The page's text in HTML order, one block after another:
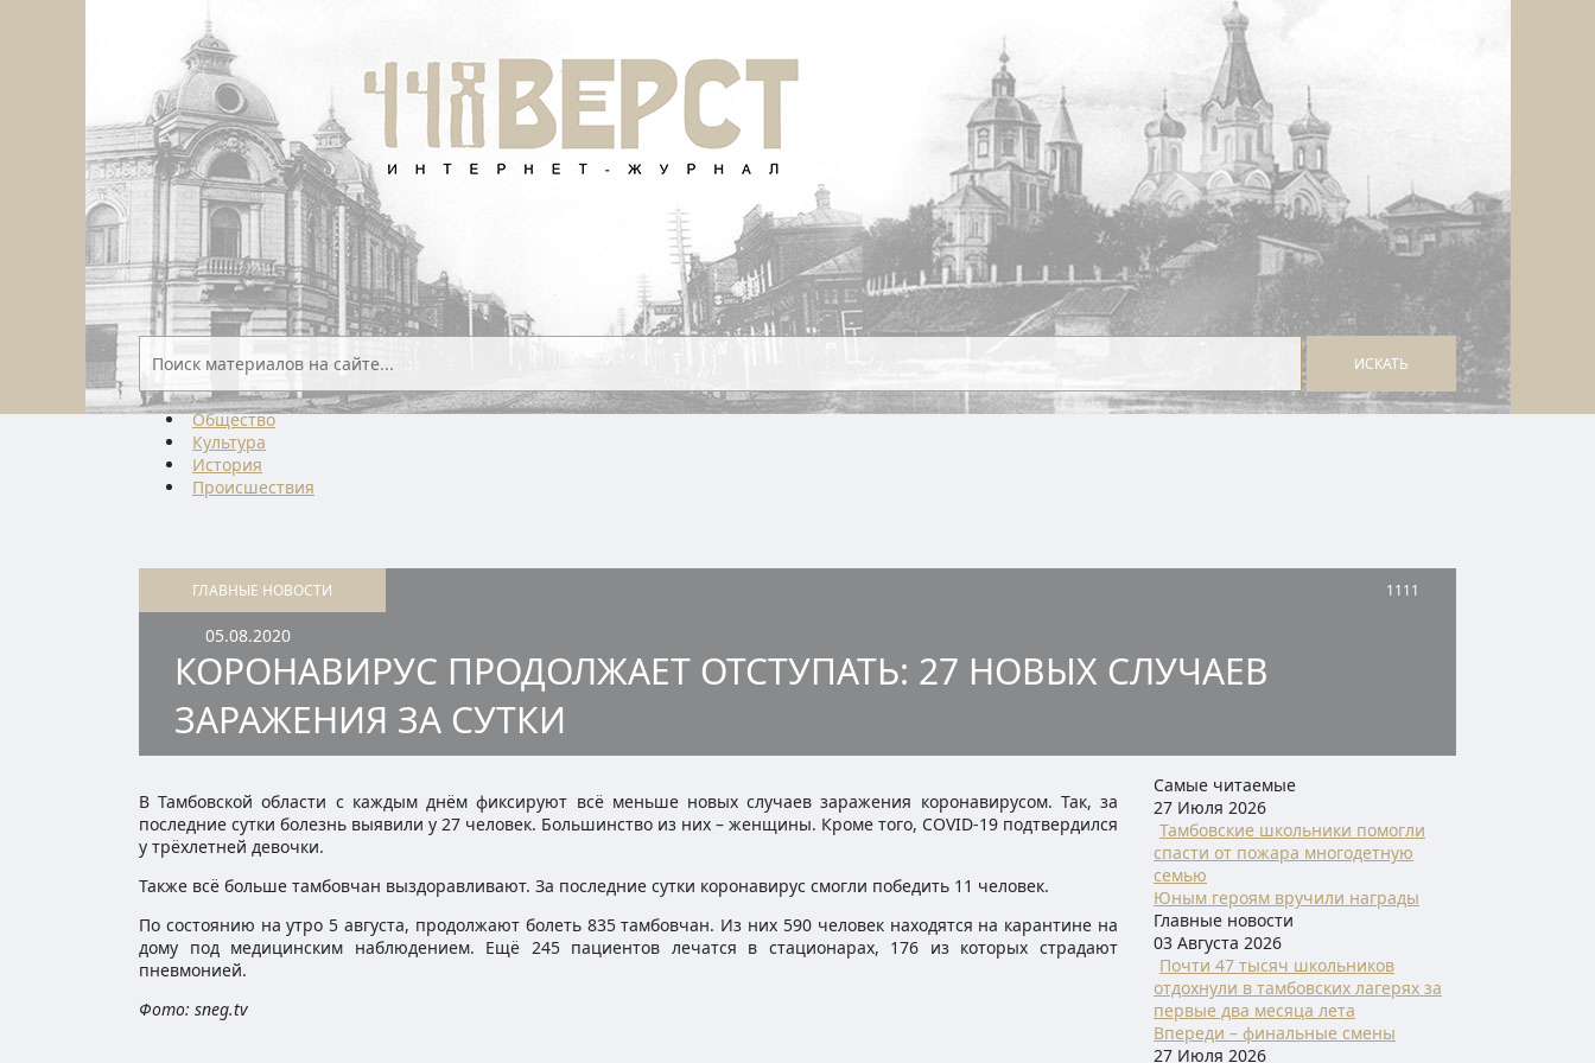
ИСКАТЬ
Общество
Культура
История
Проиcшествия
ГЛАВНЫЕ НОВОСТИ 1111
05.08.2020
КОРОНАВИРУС ПРОДОЛЖАЕТ ОТСТУПАТЬ: 27 НОВЫХ СЛУЧАЕВ
ЗАРАЖЕНИЯ ЗА СУТКИ
В Тамбовской области с каждым днём фиксируют всё меньше новых случаев заражения коронавирусом. Так, за
последние сутки болезнь выявили у 27 человек. Большинство из них – женщины. Кроме того, COVID-19 подтвердился
у трёхлетней девочки.
Также всё больше тамбовчан выздоравливают. За последние сутки коронавирус смогли победить 11 человек.
По состоянию на утро 5 августа, продолжают болеть 835 тамбовчан. Из них 590 человек находятся на карантине на
дому под медицинским наблюдением. Ещё 245 пациентов лечатся в стационарах, 176 из которых страдают
пневмонией.
Фото: sneg.tv
Самые читаемые
27 Июля 2026
Тамбовские школьники помогли
спасти от пожара многодетную
семью
Юным героям вручили награды
Главные новости
03 Августа 2026
Почти 47 тысяч школьников
отдохнули в тамбовских лагерях за
первые два месяца лета
Впереди – финальные смены
27 Июля 2026